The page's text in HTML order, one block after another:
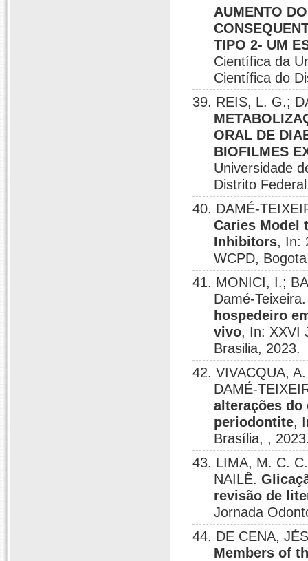
AUMENTO
TIPO 2- UM
Científica da
Científica do
39. REIS, L. G.;
ORAL DE
BIOFILMES
Universidade
Distrito
40. DAMÉ-
Caries Model
Inhibitors, In:
WCPD,
41. MONICI, I.;
Damé-
hospedeiro
vivo, In: XXVI
Brasilia, 2023.
42. VIVACQUA,
DAMÉ-
alterações
periodontite,
Brasília, ,
43. LIMA, M. C.
NAILÊ.
revisão de
Jornada
44. DE CENA,
Members of